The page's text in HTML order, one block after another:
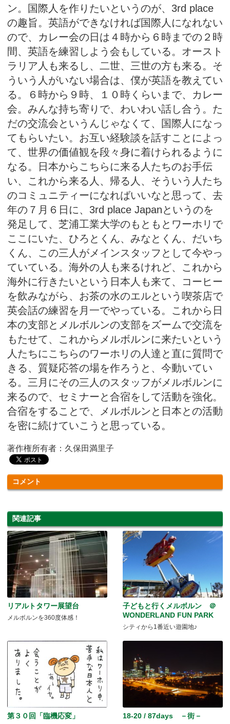
ン。国際人を作りたいというのが、3rd place
の趣旨。英語ができなければ国際人になれない
ので、カレー会の日は４時から６時までの２時
間、英語を練習しよう会もしている。オースト
ラリア人も来るし、二世、三世の方も来る。そ
ういう人がいない場合は、僕が英語を教えてい
る。６時から９時、１０時くらいまで、カレー
会。みんな持ち寄りで、わいわい話し合う。た
だの交流会というんじゃなくて、国際人になっ
てもらいたい。お互い経験談を話すことによっ
て、世界の価値観を段々身に着けられるように
なる。日本からこちらに来る人たちのお手伝
い、これから来る人、帰る人、そういう人たち
のコミュニティーになればいいなと思って、去
年の７月６日に、3rd place Japanというのを
発足して、芝浦工業大学のもともとワーホリで
ここにいた、ひろとくん、みなとくん、だいち
くん、この三人がメインスタッフとして今やっ
ていている。海外の人も来るけれど、これから
海外に行きたいという日本人も来て、コーヒー
を飲みながら、お茶の水のエルという喫茶店で
英会話の練習を月一でやっている。これから日
本の支部とメルボルンの支部をズームで交流を
もたせて、これからメルボルンに来たいという
人たちにこちらのワーホリの人達と直に質問で
きる、質疑応答の場を作ろうと、今動いてい
る。三月にその三人のスタッフがメルボルンに
来るので、セミナーと合宿をして活動を強化。
合宿をすることで、メルボルンと日本との活動
を密に続けていこうと思っている。
著作権所有者：久保田満里子
コメント
関連記事
リアルトタワー展望台
メルボルンを360度体感！
子どもと行くメルボルン ＠
WONDERLAND FUN PARK
シティから1番近い遊園地♪
第３０回「臨機応変」 18-20 / 87days －街－